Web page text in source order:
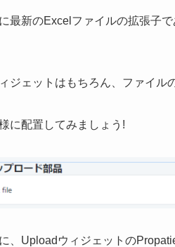
最新のExcelファイルの拡張子
ジェットはもちろん、ファイル
に配置してみましょう!
、Uploadウィジェットの